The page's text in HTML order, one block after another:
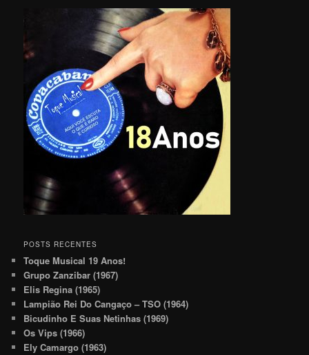
POSTS RECENTES
Toque Musical 19 Anos!
Grupo Zanzibar (1967)
Elis Regina (1965)
Lampião Rei Do Cangaço – TSO (1964)
Bicudinho E Suas Netinhas (1969)
Os Vips (1966)
Ely Camargo (1963)